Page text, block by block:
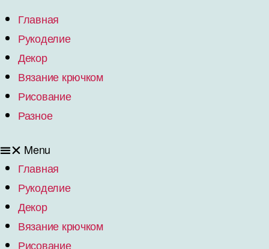
Главная
Рукоделие
Декор
Вязание крючком
Рисование
Разное
Menu
Главная
Рукоделие
Декор
Вязание крючком
Рисование